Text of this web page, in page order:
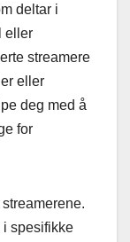
deltar i
eller
streamere
eller
deg med å
for
i spesifikke